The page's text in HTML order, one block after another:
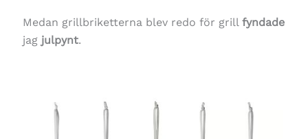
Medan grillbriketterna blev redo för grill fyndade
jag julpynt.